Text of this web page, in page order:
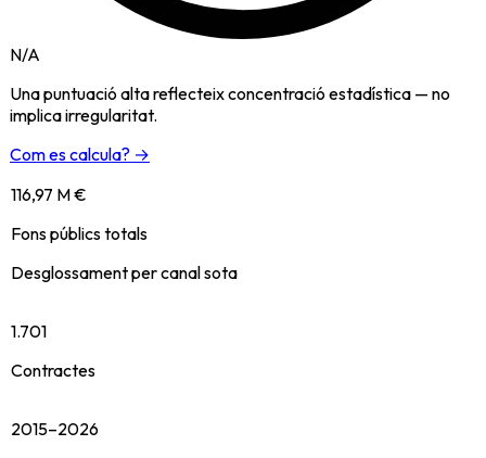
N/A
Una puntuació alta reflecteix concentració estadística — no
implica irregularitat.
Com es calcula? →
116,97 M €
Fons públics totals
Desglossament per canal sota
1.701
Contractes
2015–2026